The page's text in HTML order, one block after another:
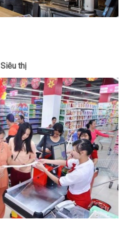
Siêu thị